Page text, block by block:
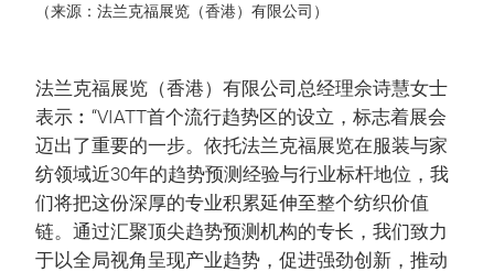
（来源：法兰克福展览（香港）有限公司）
法兰克福展览（香港）有限公司总经理佘诗慧女士
表示︰“VIATT首个流行趋势区的设立，标志着展会
迈出了重要的一步。依托法兰克福展览在服装与家
纺领域近30年的趋势预测经验与行业标杆地位，我
们将把这份深厚的专业积累延伸至整个纺织价值
链。通过汇聚顶尖趋势预测机构的专长，我们致力
于以全局视角呈现产业趋势，促进强劲创新，推动